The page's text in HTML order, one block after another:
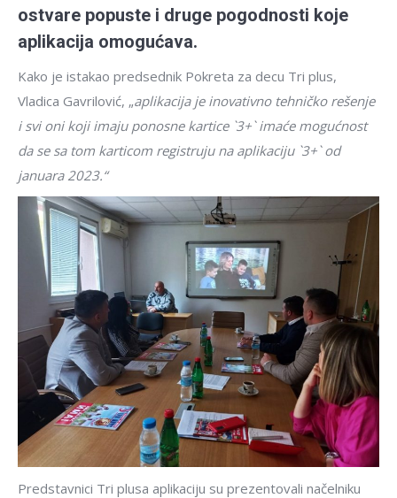
ostvare popuste i druge pogodnosti koje
aplikacija omogućava.
Kako je istakao predsednik Pokreta za decu Tri plus,
Vladica Gavrilović, „aplikacija je inovativno tehničko rešenje
i svi oni koji imaju ponosne kartice `3+` imaće mogućnost
da se sa tom karticom registruju na aplikaciju `3+` od
januara 2023.“
Predstavnici Tri plusa aplikaciju su prezentovali načelniku